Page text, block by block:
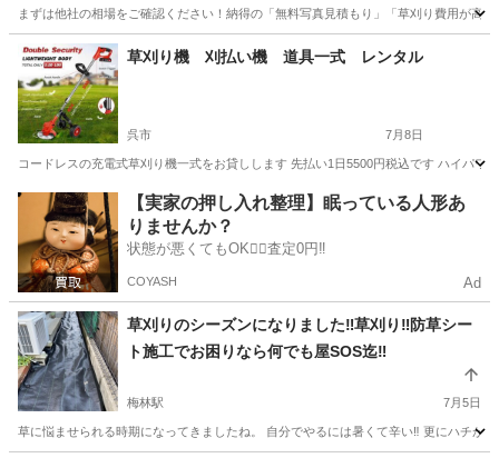
まずは他社の相場をご確認ください！納得の「無料写真見積もり」 ​「草刈り費用が
広島 呉市 草刈り 無料
草刈り機 刈払い機 道具一式 レンタル
呉市 7月8日
コードレスの充電式草刈り機一式をお貸しします 先払い1日5500円税込です ハイパ
広島 呉市 草刈り 無料
【実家の押し入れ整理】眠っている人形あ
りませんか？
状態が悪くてもOK🙆‍♀️査定0円‼️
COYASH Ad
草刈りのシーズンになりました‼️草刈り‼️防草シー
ト施工でお困りなら何でも屋SOS迄‼️
梅林駅 7月5日
草に悩ませられる時期になってきましたね。 自分でやるには暑くて辛い‼️ 更にハチが